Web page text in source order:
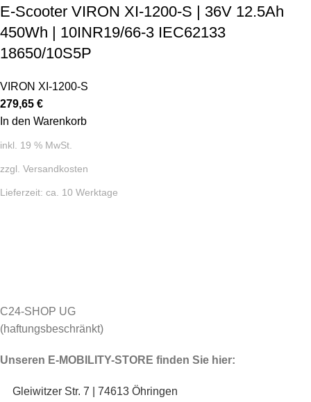
E-Scooter VIRON XI-1200-S | 36V 12.5Ah
450Wh | 10INR19/66-3 IEC62133
18650/10S5P
VIRON XI-1200-S
279,65 €
In den Warenkorb
inkl. 19 % MwSt.
zzgl. Versandkosten
Lieferzeit: ca. 10 Werktage
C24-SHOP UG
(haftungsbeschränkt)
Unseren E-MOBILITY-STORE finden Sie hier:
Gleiwitzer Str. 7 | 74613 Öhringen